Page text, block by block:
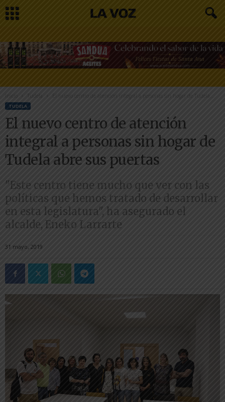
Inicio Tudela El nuevo centro de atención integral a personas sin hogar de Tudela...
TUDELA
El nuevo centro de atención
integral a personas sin hogar de
Tudela abre sus puertas
"Este centro tiene mucho que ver con las
políticas que hemos tratado de desarrollar
en esta legislatura", ha asegurado el
alcalde, Eneko Larrarte
31 mayo, 2019